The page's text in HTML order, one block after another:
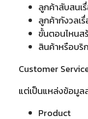
ลูกค้าสับสนเรื่
ลูกค้ากังวลเ
ขั้นตอนไหนส
สินค้าหรือบริ
Customer
แต่เป็นแหล่งข้อมู
Product